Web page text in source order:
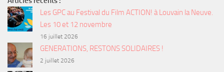
Les GPC au Festival du Film ACTION! à Louvain la Neuve.
Les 10 et 12 novembre
16 juillet 2026
GENERATIONS, RESTONS SOLIDAIRES !
2 juillet 2026